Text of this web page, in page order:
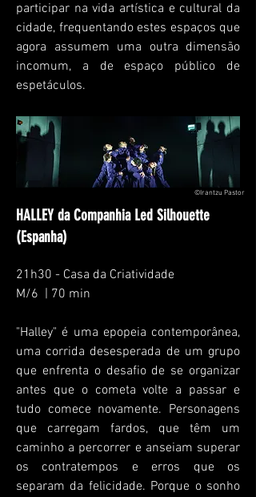
participar na vida artística e cultural da
cidade, frequentando estes espaços que
agora assumem uma outra dimensão
incomum, a de espaço público de
espetáculos.
©Irantzu Pastor
HALLEY da Companhia Led Silhouette
(Espanha)
21h30 - Casa da Criatividade
M/6 | 70 min
"Halley" é uma epopeia contemporânea,
uma corrida desesperada de um grupo
que enfrenta o desafio de se organizar
antes que o cometa volte a passar e
tudo comece novamente. Personagens
que carregam fardos, que têm um
caminho a percorrer e anseiam superar
os contratempos e erros que os
separam da felicidade. Porque o sonho